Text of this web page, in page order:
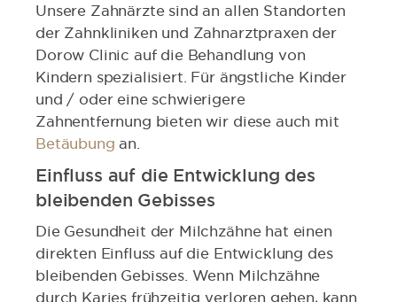
Unsere Zahnärzte sind an allen Standorten
der Zahnkliniken und Zahnarztpraxen der
Dorow Clinic auf die Behandlung von
Kindern spezialisiert. Für ängstliche Kinder
und / oder eine schwierigere
Zahnentfernung bieten wir diese auch mit
Betäubung an.
Einfluss auf die Entwicklung des
bleibenden Gebisses
Die Gesundheit der Milchzähne hat einen
direkten Einfluss auf die Entwicklung des
bleibenden Gebisses. Wenn Milchzähne
durch Karies frühzeitig verloren gehen, kann